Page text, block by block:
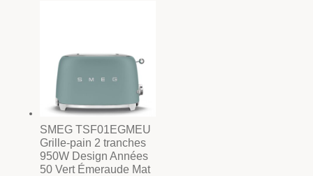
SMEG TSF01EGMEU
Grille-pain 2 tranches
950W Design Années
50 Vert Émeraude Mat